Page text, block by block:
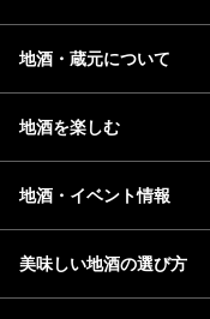
季節の商品
地酒蔵元会WEB展示会
地酒・蔵元について
地酒を楽しむ
地酒・イベント情報
美味しい地酒の選び方